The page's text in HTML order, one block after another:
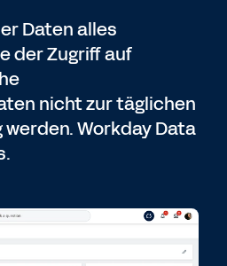
Daten alles
der Zugriff auf
nicht zur täglichen
Workday Data